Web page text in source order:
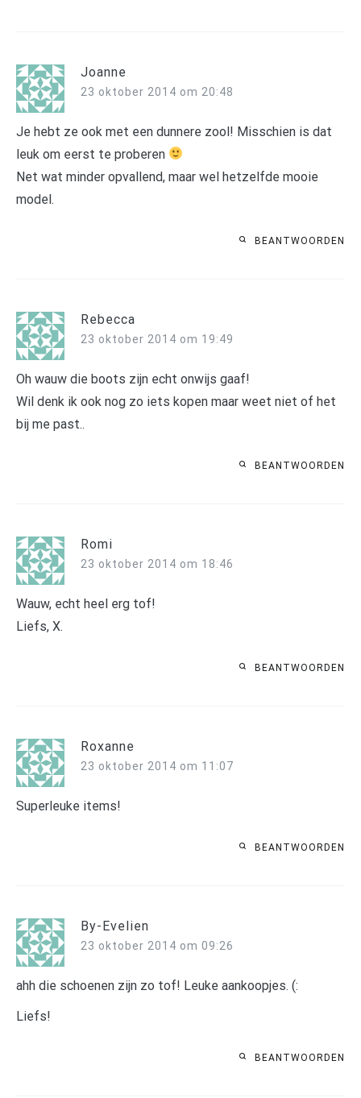
Joanne
23 oktober 2014 om 20:48
Je hebt ze ook met een dunnere zool! Misschien is dat
leuk om eerst te proberen
Net wat minder opvallend, maar wel hetzelfde mooie
model.
BEANTWOORDEN
Rebecca
23 oktober 2014 om 19:49
Oh wauw die boots zijn echt onwijs gaaf!
Wil denk ik ook nog zo iets kopen maar weet niet of het
bij me past..
BEANTWOORDEN
Romi
23 oktober 2014 om 18:46
Wauw, echt heel erg tof!
Liefs, X.
BEANTWOORDEN
Roxanne
23 oktober 2014 om 11:07
Superleuke items!
BEANTWOORDEN
By-Evelien
23 oktober 2014 om 09:26
ahh die schoenen zijn zo tof! Leuke aankoopjes. (:
Liefs!
BEANTWOORDEN